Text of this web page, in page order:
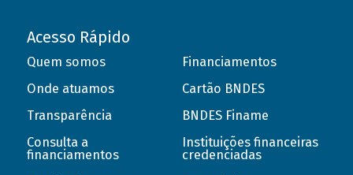
Acesso Rápido
Quem somos
Onde atuamos
Transparência
Consulta a
financiamentos
Financiamentos
Cartão BNDES
BNDES Finame
Instituições financeiras
credenciadas